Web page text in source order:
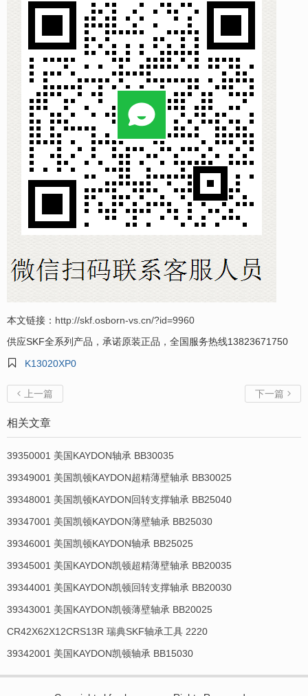
本文链接： http://skf.osborn-vs.cn/?id=9960
供应SKF全系列产品，承诺原装正品，全国服务热线13823671750

K13020XP0
 上一篇 下一篇 
相关文章
39350001 美国KAYDON轴承 BB30035
39349001 美国凯顿KAYDON超精薄壁轴承 BB30025
39348001 美国凯顿KAYDON回转支撑轴承 BB25040
39347001 美国凯顿KAYDON薄壁轴承 BB25030
39346001 美国凯顿KAYDON轴承 BB25025
39345001 美国KAYDON凯顿超精薄壁轴承 BB20035
39344001 美国KAYDON凯顿回转支撑轴承 BB20030
39343001 美国KAYDON凯顿薄壁轴承 BB20025
CR42X62X12CRS13R 瑞典SKF轴承工具 2220
39342001 美国KAYDON凯顿轴承 BB15030